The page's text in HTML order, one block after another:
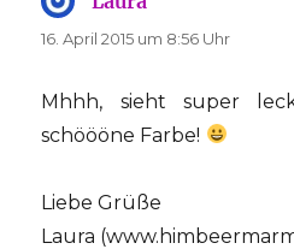
16. April 2015 um 8:56 Uhr
Mhhh, sieht super
schöööne Farbe!
Liebe Grüße
Laura